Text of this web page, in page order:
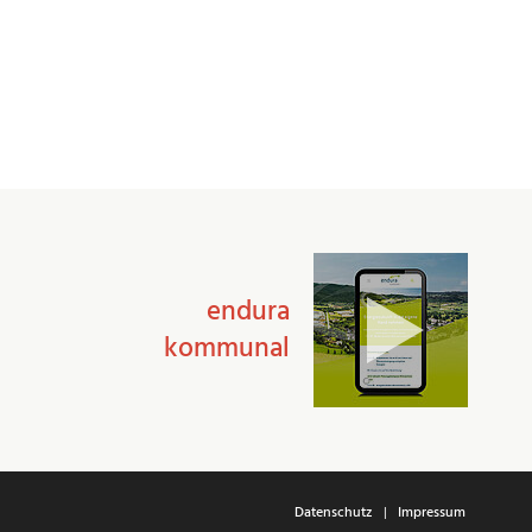
endura
kommunal
Datenschutz Impressum